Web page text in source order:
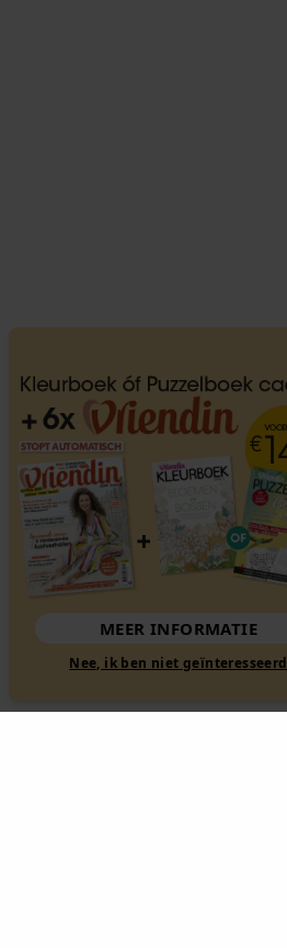
MEER INFORMATIE
Nee, ik ben niet geïnteresseerd